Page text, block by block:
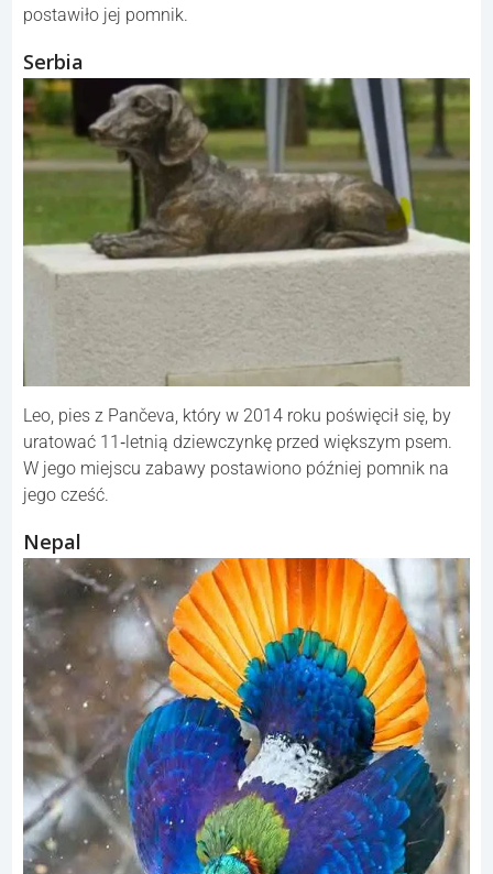
postawiło jej pomnik.
Serbia
Leo, pies z Pančeva, który w 2014 roku poświęcił się, by
uratować 11‑letnią dziewczynkę przed większym psem.
W jego miejscu zabawy postawiono później pomnik na
jego cześć.
Nepal